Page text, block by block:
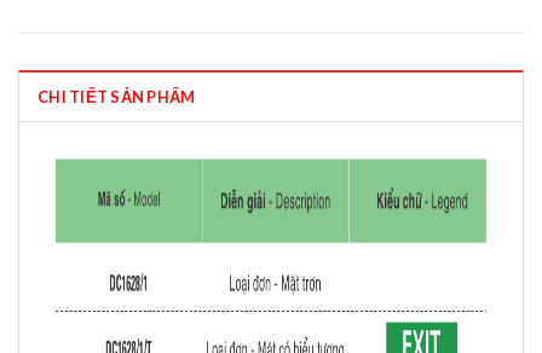
CHI TIẾT SẢN PHẨM